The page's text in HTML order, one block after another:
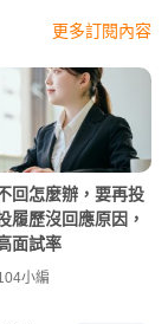
更多訂閱內容
回怎麼辦，要再投
履歷沒回應原因，
面試率
小編